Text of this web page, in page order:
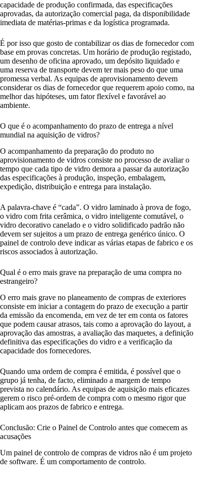
capacidade de produção confirmada, das especificações
aprovadas, da autorização comercial paga, da disponibilidade
imediata de matérias-primas e da logística programada.
É por isso que gosto de contabilizar os dias de fornecedor com
base em provas concretas. Um horário de produção registado,
um desenho de oficina aprovado, um depósito liquidado e
uma reserva de transporte devem ter mais peso do que uma
promessa verbal. As equipas de aprovisionamento devem
considerar os dias de fornecedor que requerem apoio como, na
melhor das hipóteses, um fator flexível e favorável ao
ambiente.
O que é o acompanhamento do prazo de entrega a nível
mundial na aquisição de vidros?
O acompanhamento da preparação do produto no
aprovisionamento de vidros consiste no processo de avaliar o
tempo que cada tipo de vidro demora a passar da autorização
das especificações à produção, inspeção, embalagem,
expedição, distribuição e entrega para instalação.
A palavra-chave é “cada”. O vidro laminado à prova de fogo,
o vidro com frita cerâmica, o vidro inteligente comutável, o
vidro decorativo canelado e o vidro solidificado padrão não
devem ser sujeitos a um prazo de entrega genérico único. O
painel de controlo deve indicar as várias etapas de fabrico e os
riscos associados à autorização.
Qual é o erro mais grave na preparação de uma compra no
estrangeiro?
O erro mais grave no planeamento de compras de exteriores
consiste em iniciar a contagem do prazo de execução a partir
da emissão da encomenda, em vez de ter em conta os fatores
que podem causar atrasos, tais como a aprovação do layout, a
aprovação das amostras, a avaliação das maquetes, a definição
definitiva das especificações do vidro e a verificação da
capacidade dos fornecedores.
Quando uma ordem de compra é emitida, é possível que o
grupo já tenha, de facto, eliminado a margem de tempo
prevista no calendário. As equipas de aquisição mais eficazes
gerem o risco pré-ordem de compra com o mesmo rigor que
aplicam aos prazos de fabrico e entrega.
Conclusão: Crie o Painel de Controlo antes que comecem as
acusações
Um painel de controlo de compras de vidros não é um projeto
de software. É um comportamento de controlo.